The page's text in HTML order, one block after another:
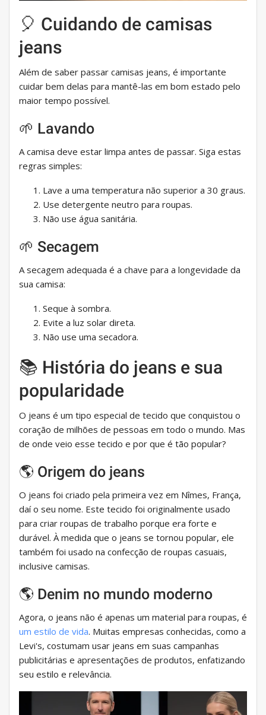
🎈 Cuidando de camisas
jeans
Além de saber passar camisas jeans, é importante
cuidar bem delas para mantê-las em bom estado pelo
maior tempo possível.
🌱 Lavando
A camisa deve estar limpa antes de passar. Siga estas
regras simples:
Lave a uma temperatura não superior a 30 graus.
Use detergente neutro para roupas.
Não use água sanitária.
🌱 Secagem
A secagem adequada é a chave para a longevidade da
sua camisa:
Seque à sombra.
Evite a luz solar direta.
Não use uma secadora.
📚 História do jeans e sua
popularidade
O jeans é um tipo especial de tecido que conquistou o
coração de milhões de pessoas em todo o mundo. Mas
de onde veio esse tecido e por que é tão popular?
🌎 Origem do jeans
O jeans foi criado pela primeira vez em Nîmes, França,
daí o seu nome. Este tecido foi originalmente usado
para criar roupas de trabalho porque era forte e
durável. À medida que o jeans se tornou popular, ele
também foi usado na confecção de roupas casuais,
inclusive camisas.
🌎 Denim no mundo moderno
Agora, o jeans não é apenas um material para roupas, é
um estilo de vida. Muitas empresas conhecidas, como a
Levi's, costumam usar jeans em suas campanhas
publicitárias e apresentações de produtos, enfatizando
seu estilo e relevância.